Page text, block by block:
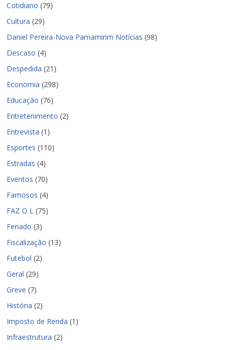
Cotidiano (79)
Cultura (29)
Daniel Pereira-Nova Parnamirim Notícias (98)
Descaso (4)
Despedida (21)
Economia (298)
Educação (76)
Entretenimento (2)
Entrevista (1)
Esportes (110)
Estradas (4)
Eventos (70)
Famosos (4)
FAZ O L (75)
Feriado (3)
Fiscalização (13)
Futebol (2)
Geral (29)
Greve (7)
História (2)
Imposto de Renda (1)
Infraestrutura (2)